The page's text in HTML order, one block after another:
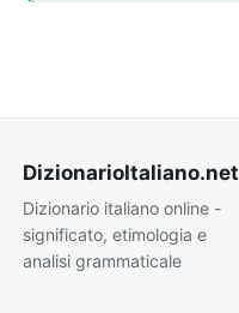
DizionarioItaliano.net
Dizionario italiano online -
significato, etimologia e
analisi grammaticale